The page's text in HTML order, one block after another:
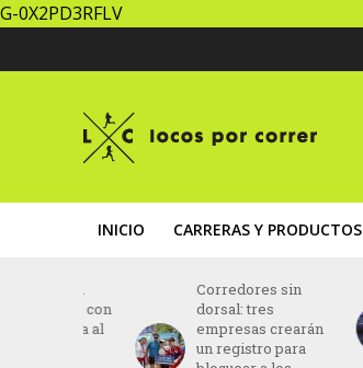
G-0X2PD3RFLV
INICIO CARRERAS Y PRODUCTOS
Corredores sin
dorsal: tres
empresas crearán
un registro para